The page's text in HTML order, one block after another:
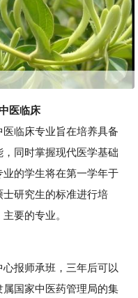
医临床
临床专业旨在培养具备
同时掌握现代医学基础
的学生将在第一学年于
研究生的标准进行培
要的专业。
报师承班，三年后可以
国家中医药管理局的集